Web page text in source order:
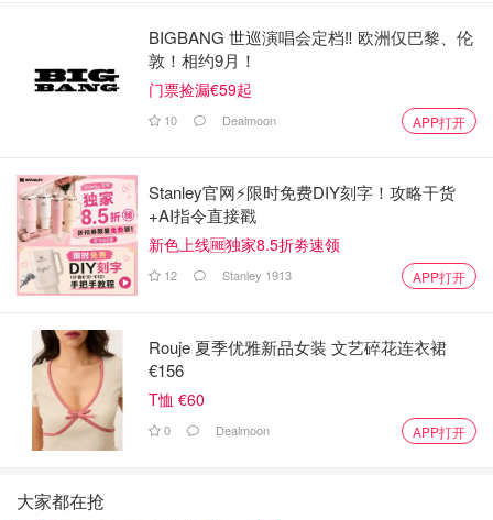
BIGBANG 世巡演唱会定档‼️ 欧洲仅巴黎、伦
敦！相约9月！
门票捡漏€59起
10 Dealmoon APP打开
Stanley官网⚡️限时免费DIY刻字！攻略干货
+AI指令直接戳
新色上线🆓独家8.5折劵速领
12 Stanley 1913 APP打开
Rouje 夏季优雅新品女装 文艺碎花连衣裙
€156
T恤 €60
0 Dealmoon APP打开
大家都在抢